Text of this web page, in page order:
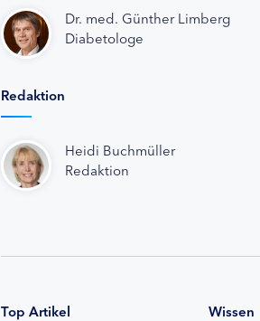
Dr. med. Günther Limberg
Diabetologe
Redaktion
Heidi Buchmüller
Redaktion
Top Artikel Wissen